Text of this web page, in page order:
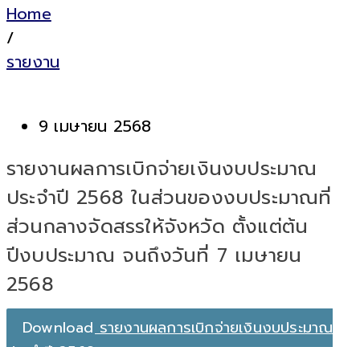
Home
/
รายงาน
9 เมษายน 2568
รายงานผลการเบิกจ่ายเงินงบประมาณ
ประจำปี 2568 ในส่วนของงบประมาณที่
ส่วนกลางจัดสรรให้จังหวัด ตั้งแต่ต้น
ปีงบประมาณ จนถึงวันที่ 7 เมษายน
2568
Download รายงานผลการเบิกจ่ายเงินงบประมาณ